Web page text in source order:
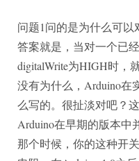
问题1问的是为什么可以
答案就是，当对一个已
digitalWrite为HIGH时，
没有为什么，Arduino在
么写的。很扯淡对吧？
Arduino在早期的版本中
那个时候，你的这种开